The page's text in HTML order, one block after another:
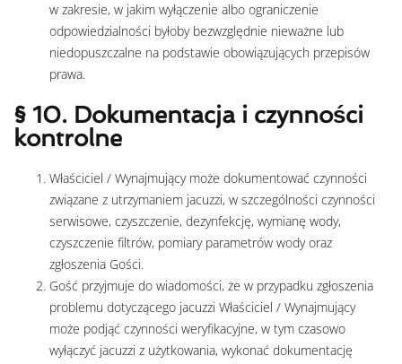
w zakresie, w jakim wyłączenie albo ograniczenie
odpowiedzialności byłoby bezwzględnie nieważne lub
niedopuszczalne na podstawie obowiązujących przepisów
prawa.
§ 10. Dokumentacja i czynności
kontrolne
Właściciel / Wynajmujący może dokumentować czynności
związane z utrzymaniem jacuzzi, w szczególności czynności
serwisowe, czyszczenie, dezynfekcję, wymianę wody,
czyszczenie filtrów, pomiary parametrów wody oraz
zgłoszenia Gości.
Gość przyjmuje do wiadomości, że w przypadku zgłoszenia
problemu dotyczącego jacuzzi Właściciel / Wynajmujący
może podjąć czynności weryfikacyjne, w tym czasowo
wyłączyć jacuzzi z użytkowania, wykonać dokumentację